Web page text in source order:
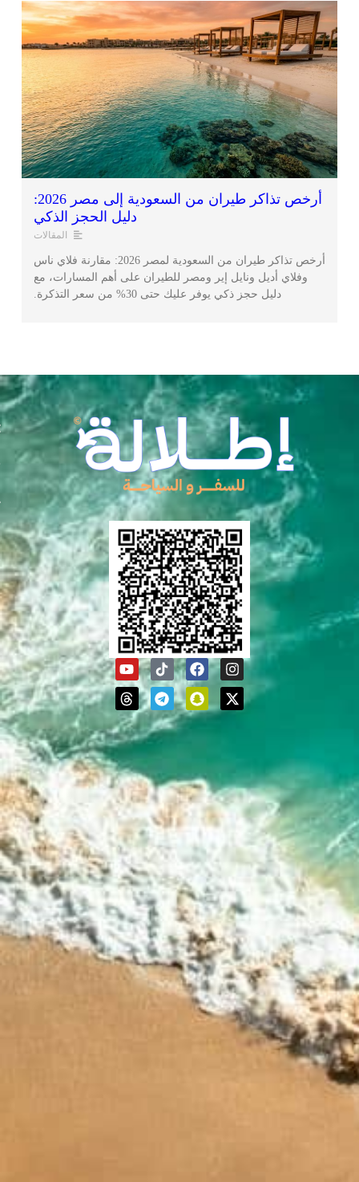
أرخص تذاكر طيران من السعودية إلى مصر 2026:
دليل الحجز الذكي
المقالات
أرخص تذاكر طيران من السعودية لمصر 2026: مقارنة فلاي ناس
وفلاي أديل ونايل إير ومصر للطيران على أهم المسارات، مع
دليل حجز ذكي يوفر عليك حتى 30% من سعر التذكرة.